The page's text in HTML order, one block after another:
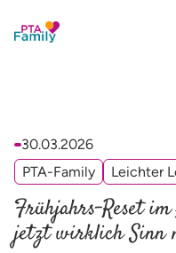
Zur Startseite
Frühjahrs-Reset
jetzt wirklich Sinn
30.03.2026
PTA-Family
Leichter